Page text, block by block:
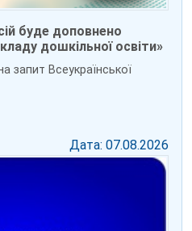
буде доповнено
дошкільної освіти»
запит Всеукраїнської
Дата: 07.08.2026